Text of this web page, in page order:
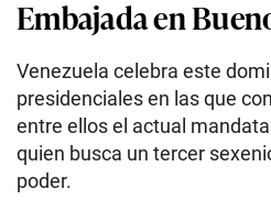
Embajada en
Venezuela celebra este
presidenciales en las que
entre ellos el actual
quien busca un tercer
poder.